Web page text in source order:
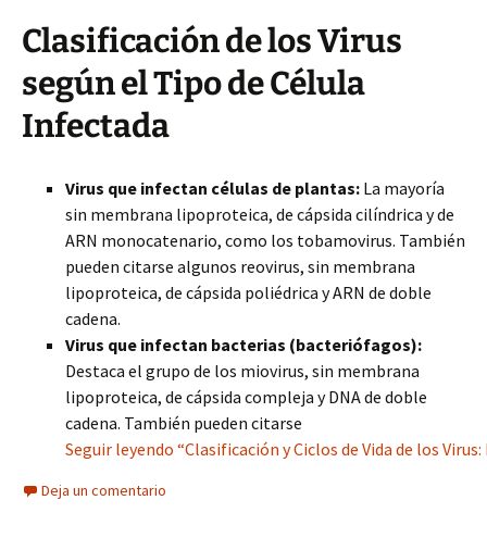
Clasificación de los Virus
según el Tipo de Célula
Infectada
Virus que infectan células de plantas: La mayoría
sin membrana lipoproteica, de cápsida cilíndrica y de
ARN monocatenario, como los tobamovirus. También
pueden citarse algunos reovirus, sin membrana
lipoproteica, de cápsida poliédrica y ARN de doble
cadena.
Virus que infectan bacterias (bacteriófagos):
Destaca el grupo de los miovirus, sin membrana
lipoproteica, de cápsida compleja y DNA de doble
cadena. También pueden citarse
Seguir leyendo “Clasificación y Ciclos de Vida de los
Deja un comentario